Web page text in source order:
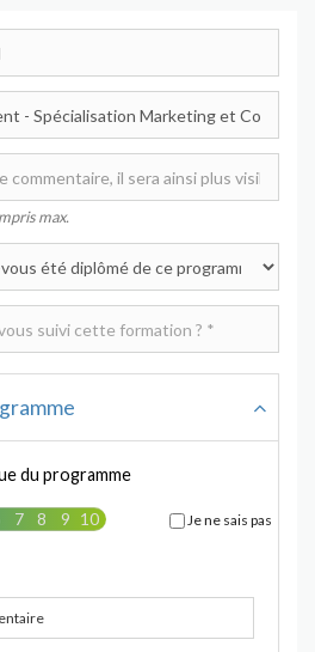
max.
du programme
7 8 9 10 Je ne sais pas